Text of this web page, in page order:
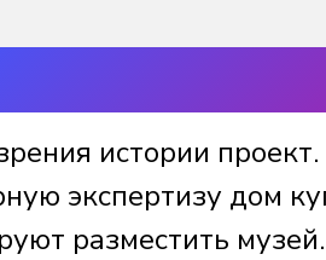
истории
экспертизу дом
разместить